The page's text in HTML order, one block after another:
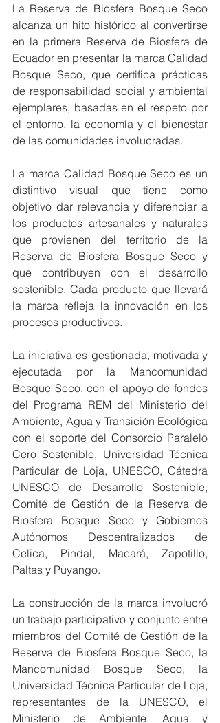
La Reserva de Biosfera Bosque Seco
alcanza un hito histórico al convertirse
en la primera Reserva de Biosfera de
Ecuador en presentar la marca Calidad
Bosque Seco, que certifica prácticas
de responsabilidad social y ambiental
ejemplares, basadas en el respeto por
el entorno, la economía y el bienestar
de las comunidades involucradas.
La marca Calidad Bosque Seco es un
distintivo visual que tiene como
objetivo dar relevancia y diferenciar a
los productos artesanales y naturales
que provienen del territorio de la
Reserva de Biosfera Bosque Seco y
que contribuyen con el desarrollo
sostenible. Cada producto que llevará
la marca refleja la innovación en los
procesos productivos.
La iniciativa es gestionada, motivada y
ejecutada por la Mancomunidad
Bosque Seco, con el apoyo de fondos
del Programa REM del Ministerio del
Ambiente, Agua y Transición Ecológica
con el soporte del Consorcio Paralelo
Cero Sostenible, Universidad Técnica
Particular de Loja, UNESCO, Cátedra
UNESCO de Desarrollo Sostenible,
Comité de Gestión de la Reserva de
Biosfera Bosque Seco y Gobiernos
Autónomos Descentralizados de
Celica, Pindal, Macará, Zapotillo,
Paltas y Puyango.
La construcción de la marca involucró
un trabajo participativo y conjunto entre
miembros del Comité de Gestión de la
Reserva de Biosfera Bosque Seco, la
Mancomunidad Bosque Seco, la
Universidad Técnica Particular de Loja,
representantes de la UNESCO, el
Ministerio de Ambiente, Agua y